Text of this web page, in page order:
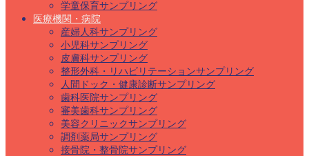
学童保育サンプリング
医療機関・病院
産婦人科サンプリング
小児科サンプリング
皮膚科サンプリング
整形外科・リハビリテーションサンプリング
人間ドック・健康診断サンプリング
歯科医院サンプリング
審美歯科サンプリング
美容クリニックサンプリング
調剤薬局サンプリング
接骨院・整骨院サンプリング